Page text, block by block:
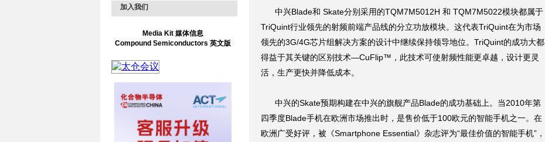
加入我们
Media Kit 媒体信息
Compound Semiconductors 英文版
中兴Blade和 Skate分别采用的TQM7M5012H 和 TQM7M5022模块都属于
TriQuint行业领先的射频前端产品线的分立功放模块。这代表TriQuint在为市场
领先的3G/4G芯片组解决方案的设计中继续保持领导地位。TriQuint的成功大都
得益于其关键的区别技术—CuFlip™，此技术可使射频性能更卓越，设计更灵
活，生产更快并降低成本。
中兴的Skate预期构建在中兴的旗舰产品Blade的成功基础上。当2010年第
四季度Blade手机在欧洲市场推出时，是售价低于100欧元的智能手机之一。在
欧洲广受好评，被《Smartphone Essential》杂志评为“最佳价值的智能手机”，